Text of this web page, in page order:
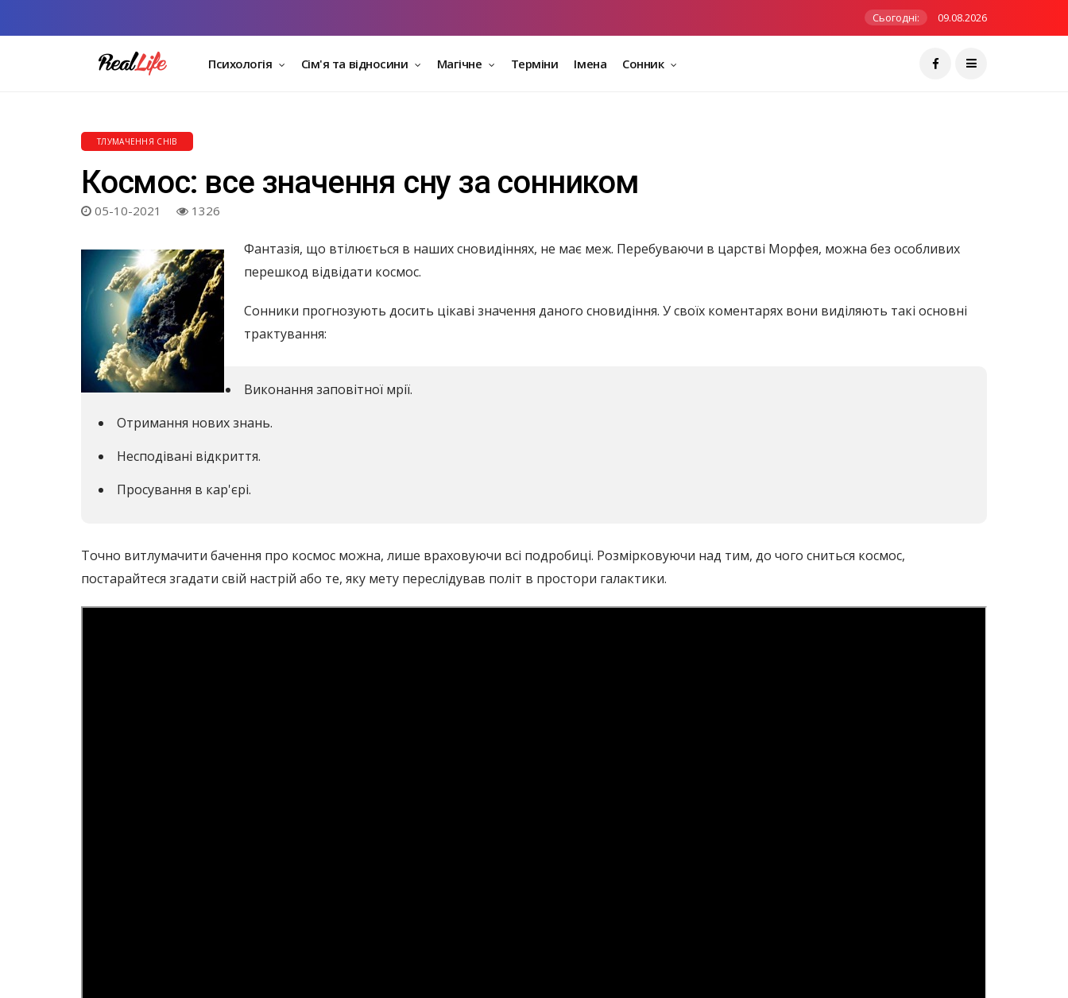
Сьогодні: 09.08.2026
Психологія Сім'я та відносини Магічне Терміни Імена Сонник
ТЛУМАЧЕННЯ СНІВ
Космос: все значення сну за сонником
05-10-2021 1326
Фантазія, що втілюється в наших сновидіннях, не має меж. Перебуваючи в царстві Морфея, можна без особливих
перешкод відвідати космос.
Сонники прогнозують досить цікаві значення даного сновидіння. У своїх коментарях вони виділяють такі основні
трактування:
Виконання заповітної мрії.
Отримання нових знань.
Несподівані відкриття.
Просування в кар'єрі.
Точно витлумачити бачення про космос можна, лише враховуючи всі подробиці. Розмірковуючи над тим, до чого сниться космос,
постарайтеся згадати свій настрій або те, яку мету переслідував політ в простори галактики.